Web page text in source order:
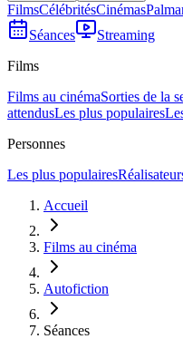
FilmsCélébritésCinémas
Séances
Streaming
Films
Films au cinémaSorties de la
attendusLes plus populaires
Personnes
Les plus populaires
Accueil
Films au cinéma
Autofiction
Séances